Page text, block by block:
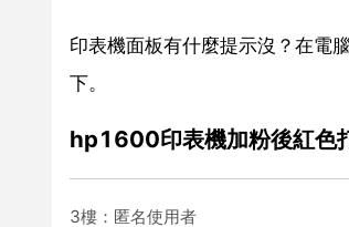
印表機面板有什麼提示沒？在電
下。
hp1600印表機加粉後紅色
3樓：匿名使用者